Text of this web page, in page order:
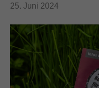
25. Juni 2024